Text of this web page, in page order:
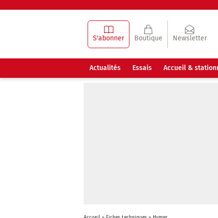
S'abonner Boutique Newsletter
Actualités Essais Accueil &